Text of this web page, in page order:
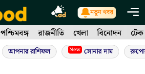
নতুন খবর
পশ্চিমবঙ্গ রাজনীতি খেলা বিনোদন টেক
আপনার রাশিফল New সোনার দাম